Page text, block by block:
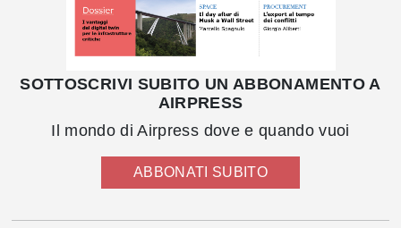
SOTTOSCRIVI SUBITO UN ABBONAMENTO A
AIRPRESS
Il mondo di Airpress dove e quando vuoi
ABBONATI SUBITO